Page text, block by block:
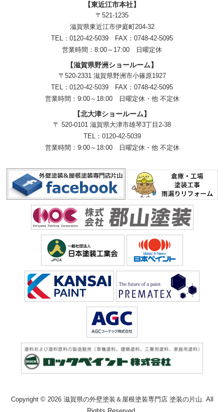
【東近江市本社】
〒521-1235
滋賀県東近江市伊庭町204-32
TEL：0120-42-5039 FAX：0748-42-5095
営業時間：8:00～17:00 日曜定休
【滋賀県野洲ショールーム】
〒520-2331 滋賀県野洲市小篠原1927
TEL： 0120-42-5039 FAX：0748-42-5095
営業時間：9:00～18:00
日曜定休・他 不定休
【北大津ショールーム】
〒 520-0101 滋賀県大津市雄琴3丁目2-38
TEL： 0120-42-5039
営業時間：9:00～18:00
日曜定休・他 不定休
Copyright © 2026 滋賀県の外壁塗装＆屋根塗装専門店 塗装の片山. All